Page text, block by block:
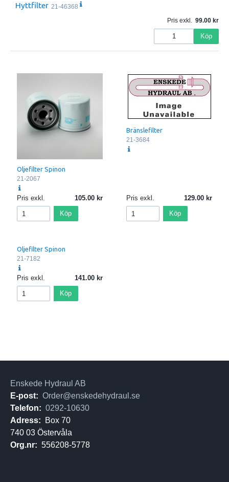
Hyttfilter 21-46368
Pris exkl. 99.00
Köp
Oljefilter Spinon
21-2067
Pris exkl. 105.00
Köp
Bränslefilter
21-3684
Pris exkl. 129.00
Köp
Oljefilter Spinon
21-7182
Pris exkl. 141.00
Köp
Enskede Hydraul AB
E-post: Order@enskedehydraul.se
Telefon: 0292-10630
Adress:
Box 70
740 03 Östervåla
Org.nr: 556208-5778